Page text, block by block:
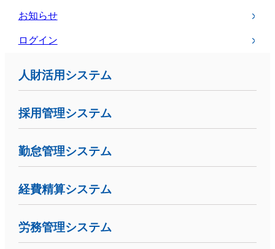
お知らせ
ログイン
人財活用システム
採用管理システム
勤怠管理システム
経費精算システム
労務管理システム